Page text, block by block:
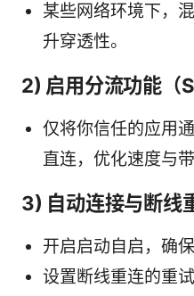
某些网络环境下，
升穿透性。
2) 启用分流功能（
仅将你信任的应用
直连，优化速度与带
3) 自动连接与断线
开启启动自启，确
设置断线重连的重